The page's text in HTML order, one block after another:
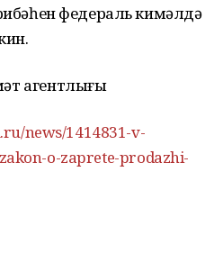
федераль кимәлдә
агентлығы
news/1414831-v-
o-zaprete-prodazhi-